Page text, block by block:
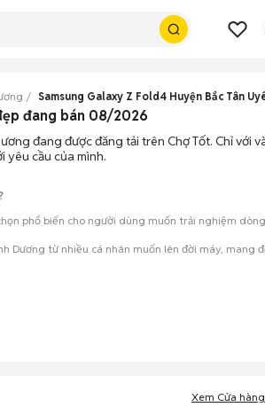
Samsung Galaxy Z Fold4 Huyện Bắc Tân
đang bán 08/2026
đang được đăng tải trên Chợ Tốt. Chỉ
yêu cầu của mình.
phổ biến cho người dùng muốn trải nghiệm
Dương từ nhiều cá nhân muốn lên đời máy,
thực tế của máy so với mô tả trên tin đăng.
giao dịch nhanh chóng khi đạt được tiếng
Xem Cửa hàng